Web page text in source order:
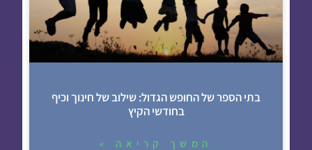
בתי הספר של החופש הגדול: שילוב של חינוך וכיף
בחודשי הקיץ
המשך קריאה »